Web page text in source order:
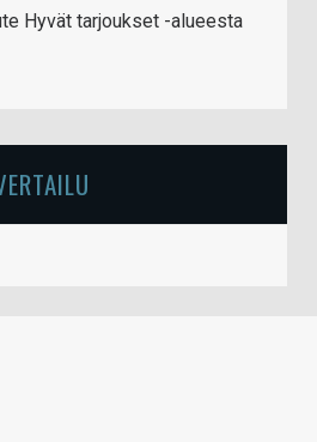
Hyvät tarjoukset -alueesta